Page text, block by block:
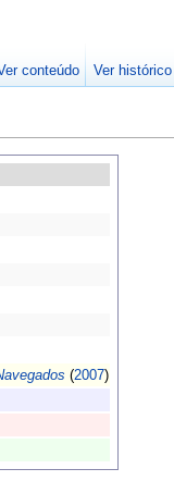
(2007)
conteúdo Ver histórico